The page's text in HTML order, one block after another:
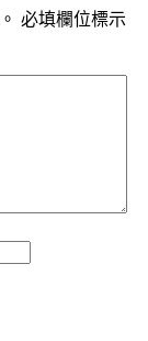
必填欄位標示